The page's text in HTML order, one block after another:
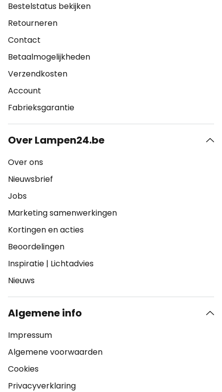
Bestelstatus bekijken
Retourneren
Contact
Betaalmogelijkheden
Verzendkosten
Account
Fabrieksgarantie
Over Lampen24.be
Over ons
Nieuwsbrief
Jobs
Marketing samenwerkingen
Kortingen en acties
Beoordelingen
Inspiratie | Lichtadvies
Nieuws
Algemene info
Impressum
Algemene voorwaarden
Cookies
Privacyverklaring